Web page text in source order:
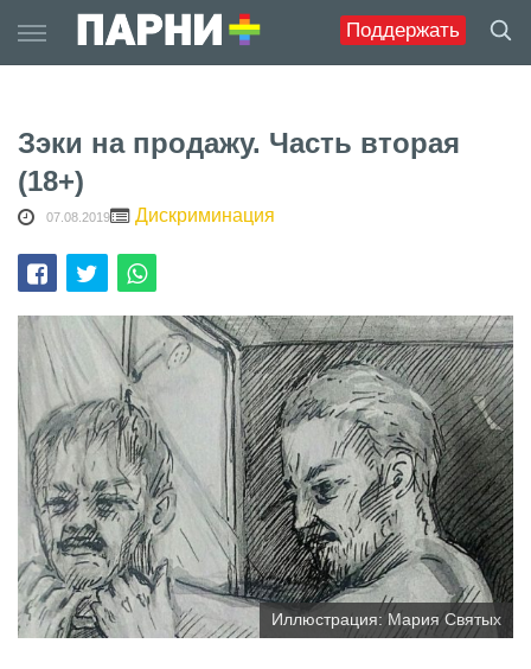
Поддержать
to
content
Зэки на продажу. Часть вторая
(18+)
07.08.2019 Дискриминация
Иллюстрация: Мария Святых